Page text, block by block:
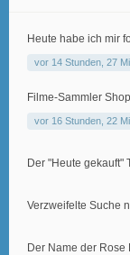
Heute habe ich mir
vor 14 Stunden, 27
Filme-Sammler
vor 16 Stunden, 22
Der "Heute gekauft"
Verzweifelte Suche
Der Name der Rose